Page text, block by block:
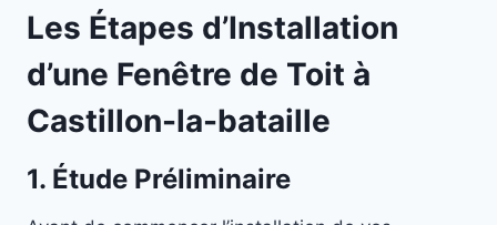
Les Étapes d’Installation
d’une Fenêtre de Toit à
Castillon-la-bataille
1. Étude Préliminaire